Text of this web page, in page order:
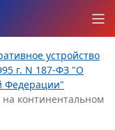
устройство
г. N 187-ФЗ "О
Федерации"
континентальном